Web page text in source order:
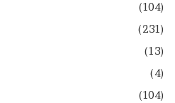
(104)
(231)
(13)
(4)
(104)